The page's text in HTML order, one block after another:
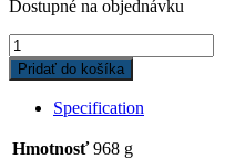
Dostupné na objednávku
K12
KOMPRESOROVÝ
OLEJ
quantity
Pridať do košíka
Specification
Hmotnosť 968 g